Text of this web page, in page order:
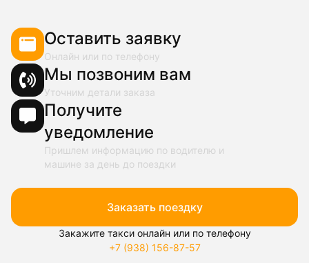
Оставить заявку
Онлайн или по телефону
Мы позвоним вам
Уточним детали заказа
Получите
уведомление
Пришлем информацию по водителю и
машине за день до поездки
Заказать поездку
Закажите такси онлайн или по телефону
+7 (938) 156-87-57